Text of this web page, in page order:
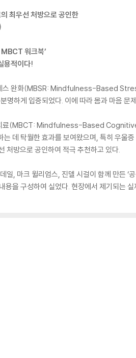
최우선 처방으로 공인한
워크북’
용적이다!
스 완화(MBSR: Mindfulness-Based
명하게 입증되었다. 이에 따라 몸과 마음
료(MBCT: Mindfulness-Based
데 탁월한 효과를 보여왔으며, 특히 우울
처방으로 공인하여 적극 추천하고 있다.
일, 마크 윌리엄스, 진델 시걸이 함께 만든
용을 구성하여 실었다. 현장에서 제기되는